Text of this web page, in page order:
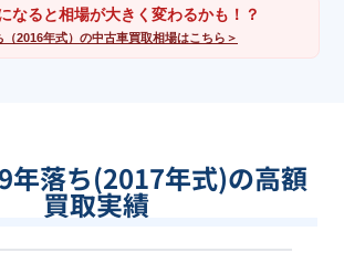
なると相場が大きく変わるかも！？
（2016年式）の中古車買取相場はこちら＞
年落ち(2017年式)の高額
買取実績